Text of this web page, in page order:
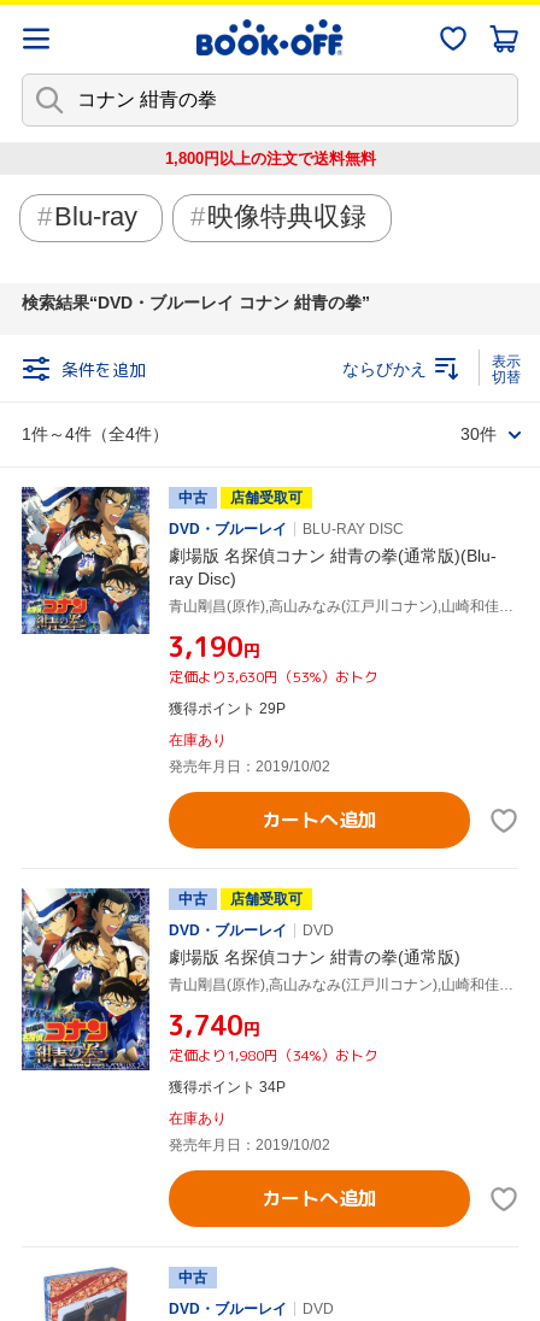
1,800円以上の注文で送料無料
Blu-ray 映像特典収録
検索結果 DVD・ブルーレイ コナン 紺青の拳
条件を追加
1件～4件（全4件）
ならびかえ
30件
中古
店舗受取可
DVD・ブルーレイ
BLU-RAY DISC
劇場版 名探偵コナン 紺青の拳(通常版)(Blu-
ray Disc)
青山剛昌(原作),高山みなみ(江戸川コナン),山崎和佳奈(毛利蘭),小山力也(毛利小五郎),永岡智佳(監督),須藤昌朋(キャラクターデザイン、総作画監督),大野克夫(音楽)
¥3,190円
定価より3,630円（53%）おトク
獲得ポイント 29P
在庫あり
発売年月日：2019/10/02
カートへ追加
中古
店舗受取可
DVD・ブルーレイ
DVD
劇場版 名探偵コナン 紺青の拳(通常版)
青山剛昌(原作),高山みなみ(江戸川コナン),山崎和佳奈(毛利蘭),小山力也(毛利小五郎),永岡智佳(監督),須藤昌朋(キャラクターデザイン、総作画監督),大野克夫(音楽)
¥3,740円
定価より1,980円（34%）おトク
獲得ポイント 34P
在庫あり
発売年月日：2019/10/02
カートへ追加
中古
DVD・ブルーレイ
DVD